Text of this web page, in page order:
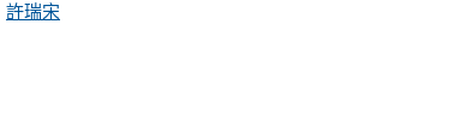
許瑞宋